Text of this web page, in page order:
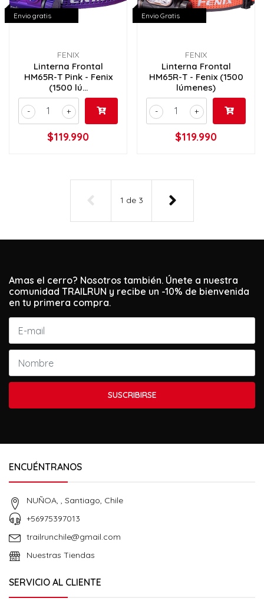
Envio gratis
FENIX
Linterna Frontal
HM65R-T Pink - Fenix
(1500 lú...
+
-
$119.990
Envio Gratis
FENIX
Linterna Frontal
HM65R-T - Fenix (1500
lúmenes)
+
-
$119.990
1 de 3
Amas el cerro? Nosotros también. Únete a nuestra
comunidad TRAILRUN y recibe un -10% de bienvenida
en tu primera compra.
SUSCRIBIRSE
ENCUÉNTRANOS
NUÑOA, , Santiago, Chile
+56975397013
trailrunchile@gmail.com
Nuestras Tiendas
SERVICIO AL CLIENTE